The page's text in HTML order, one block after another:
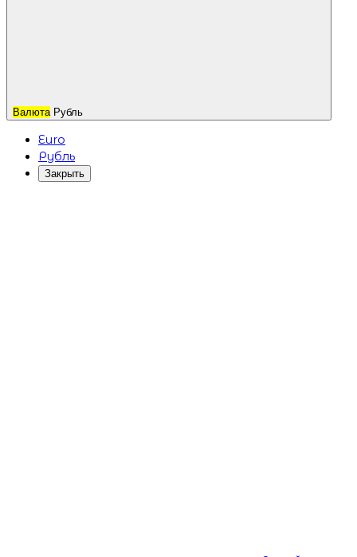
Валюта Рубль
Euro
Рубль
Закрыть